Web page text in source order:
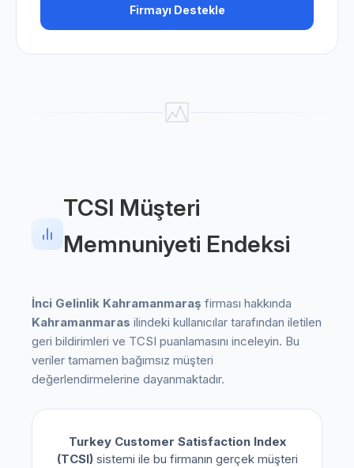
Firmayı Destekle
TCSI Müşteri
Memnuniyeti Endeksi
İnci Gelinlik Kahramanmaraş firması hakkında
Kahramanmaras ilindeki kullanıcılar tarafından iletilen
geri bildirimleri ve TCSI puanlamasını inceleyin. Bu
veriler tamamen bağımsız müşteri
değerlendirmelerine dayanmaktadır.
Turkey Customer Satisfaction Index
(TCSI)sistemi ile bu firmanın gerçek müşteri